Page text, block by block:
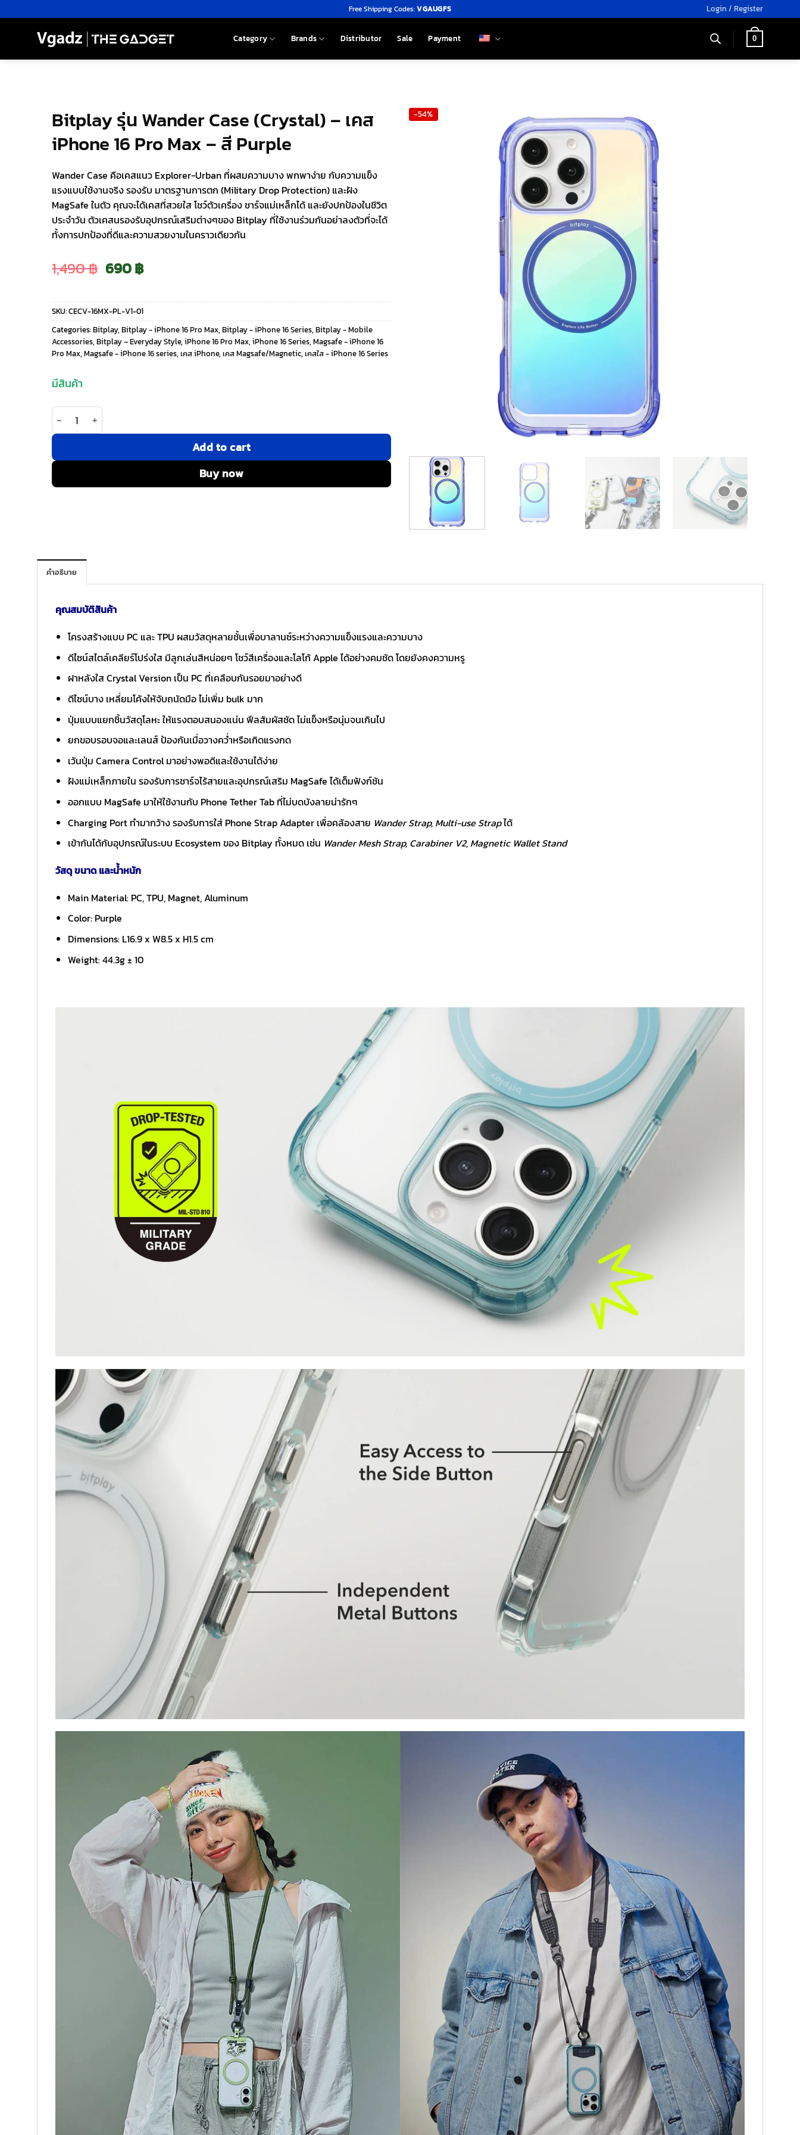
to
Free Shipping Codes:VGAUGFS Login / Register
Category Brands Distributor Sale Payment 0
Bitplay รุ่น Wander Case (Crystal) – เคส
iPhone 16 Pro Max – สี Purple
Wander Case คือเคสแนว Explorer-Urban ที่ผสมความบาง พกพาง่าย กับความแข็ง
แรงแบบใช้งานจริง รองรับ มาตรฐานการตก (Military Drop Protection) และฝัง
MagSafe ในตัว คุณจะได้เคสที่สวยใส โชว์ตัวเครื่อง ชาร์จแม่เหล็กได้ และยังปกป้องในชีวิต
ประจำวัน ตัวเคสนรองรับอุปกรณ์เสริมต่างๆของ Bitplay ที่ใช้งานร่วมกันอย่าลงตัวที่จะได้
ทั้งการปกป้องที่ดีและความสวยงามในคราวเดียวกัน
1,490฿ Original
price
was:
1,490 ฿.
690฿Current
price
is:
690 ฿.
SKU:CECV-16MX-PL-V1-01
Categories:Bitplay, Bitplay - iPhone 16 Pro Max, Bitplay - iPhone 16 Series, Bitplay - Mobile
Accessories, Bitplay – Everyday Style, iPhone 16 Pro Max, iPhone 16 Series, Magsafe - iPhone 16
Pro Max, Magsafe - iPhone 16 series, เคส iPhone, เคส Magsafe/Magnetic, เคสใส - iPhone 16 Series
มีสินค้า
จำนวน Bitplay รุ่น Wander Case (Crystal) - เคส iPhone 16 Pro Max - สี Purple ชิ้น
Add to cart
Buy now
-54%
คำอธิบาย
คุณสมบัติสินค้า
โครงสร้างแบบ PC และ TPU ผสมวัสดุหลายชั้นเพื่อบาลานซ์ระหว่างความแข็งแรงและความบาง
ดีไซน์สไตล์เคลียร์โปร่งใส มีลูกเล่นสีหน่อยๆ โชว์สีเครื่องและโลโก้ Apple ได้อย่างคมชัด โดยยังคงความหรู
ฝาหลังใส Crystal Version เป็น PC ที่เคลือบกันรอยมาอย่างดี
ดีไซน์บาง เหลี่ยมโค้งให้จับถนัดมือ ไม่เพิ่ม bulk มาก
ปุ่มแบบแยกชิ้นวัสดุโลหะ ให้แรงตอบสนองแน่น ฟีลสัมผัสชัด ไม่แข็งหรือนุ่มจนเกินไป
ยกขอบรอบจอและเลนส์ ป้องกันเมื่อวางคว่ำหรือเกิดแรงกด
เว้นปุ่ม Camera Control มาอย่างพอดีและใช้งานได้ง่าย
ฝังแม่เหล็กภายใน รองรับการชาร์จไร้สายและอุปกรณ์เสริม MagSafe ได้เต็มฟังก์ชัน
ออกแบบ MagSafe มาให้ใช้งานกับ Phone Tether Tab ที่ไม่บดบังลายน่ารักๆ
Charging Port ทำมากว้าง รองรับการใส่ Phone Strap Adapter เพื่อคล้องสาย Wander Strap, Multi-use Strapได้
เข้ากันได้กับอุปกรณ์ในระบบ Ecosystem ของ Bitplay ทั้งหมด เช่น Wander Mesh Strap, Carabiner V2, Magnetic Wallet Stand
วัสดุ ขนาด และน้ำหนัก
Main Material: PC, TPU, Magnet, Aluminum
Color: Purple
Dimensions: L16.9 x W8.5 x H1.5 cm
Weight: 44.3g ± 10